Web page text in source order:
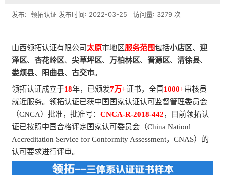
发布: 领拓认证 发布时间: 2022-03-25 访问量: 3279 次
山西领拓认证有限公司太原市地区服务范围包括小店区、 迎
泽区、 杏花岭区、 尖草坪区、 万柏林区、 晋源区、 清徐县、
娄烦县、 阳曲县、 古交市。
领拓认证成立于18年，已颁发7万+证书，全国1000+审核员
就近服务。领拓认证已获中国国家认证认可监督管理委员会
（CNCA）批准，批准号： CNCA-R-2018-442，目前领拓认
证已按照中国合格评定国家认可委员会（China Nationl
Accreditation Service for Conformity Assessment，CNAS）的
认可要求进行评审。